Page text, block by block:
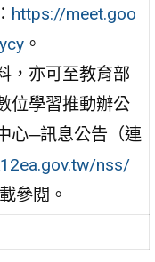
https://meet.goo
。
，亦可至教育部
位學習推動辦公
心─訊息公告（連
nss/
參閱。